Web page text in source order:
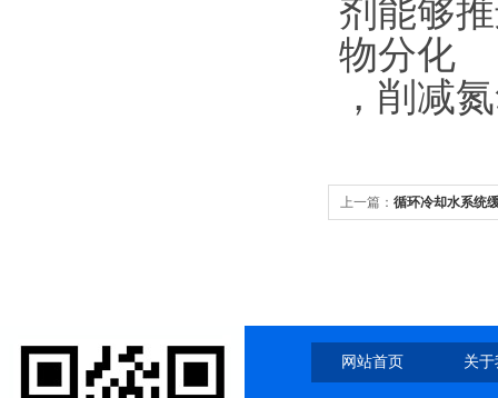
剂能够
物分化
，削减
上一篇： 循环冷却水系统
网站首页 关